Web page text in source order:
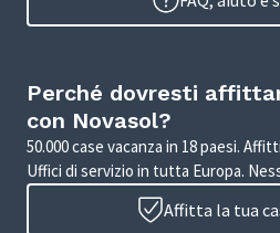
Perché dovresti
con Novasol?
50.000 case vacanza in 18 paesi.
Uffici di servizio in tutta Europa.
Affitta la tua